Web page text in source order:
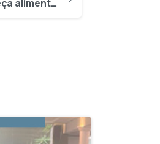
Conheça alimentos que ajudam a prevenir doenças cardíacas